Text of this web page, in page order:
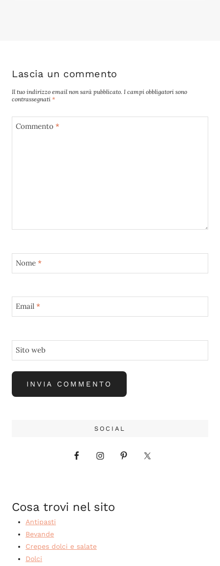
Lascia un commento
Il tuo indirizzo email non sarà pubblicato. I campi obbligatori sono
contrassegnati *
Commento *
Nome *
Email *
Sito web
SOCIAL
Cosa trovi nel sito
Antipasti
Bevande
Crepes dolci e salate
Dolci